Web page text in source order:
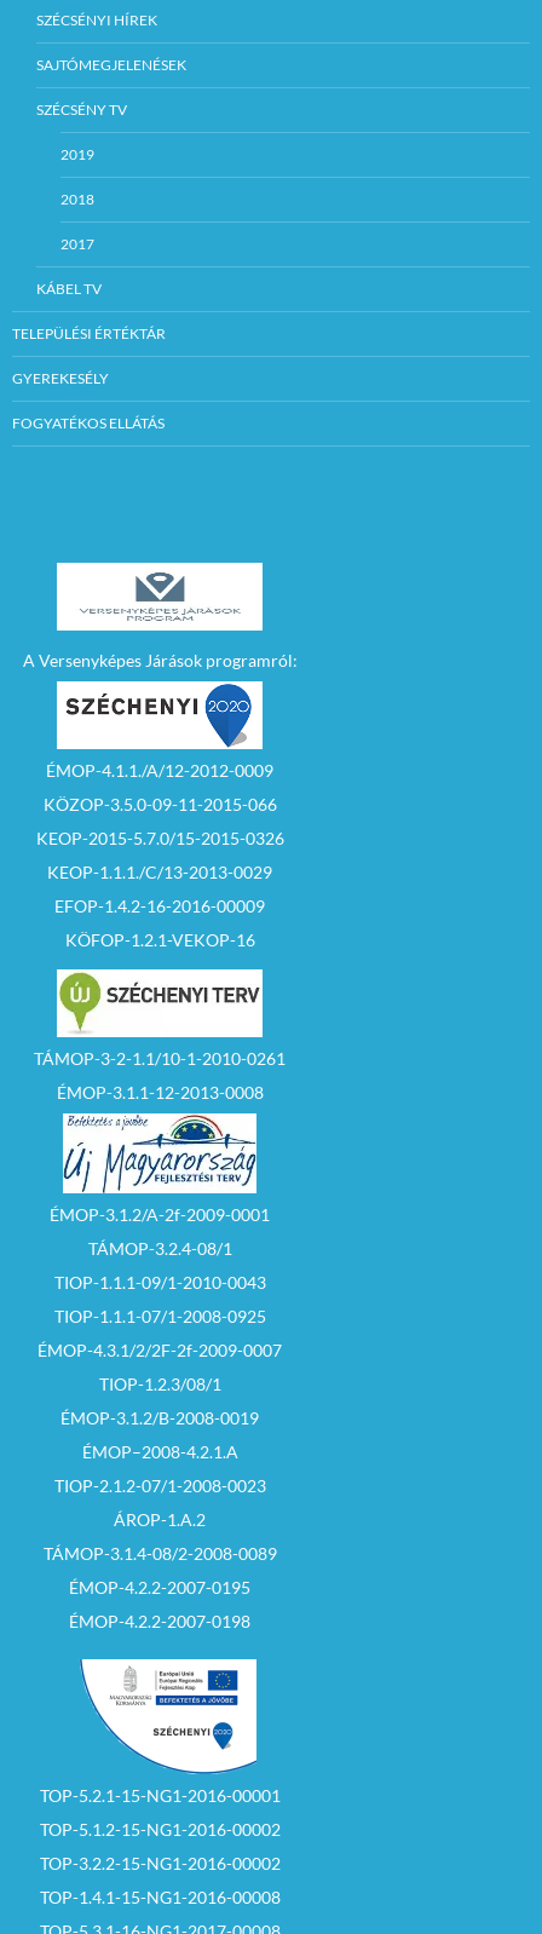
SZÉCSÉNYI HÍREK
SAJTÓMEGJELENÉSEK
SZÉCSÉNY TV
2019
2018
2017
KÁBEL TV
TELEPÜLÉSI ÉRTÉKTÁR
GYEREKESÉLY
FOGYATÉKOS ELLÁTÁS
A Versenyképes Járások programról:
ÉMOP-4.1.1./A/12-2012-0009
KÖZOP-3.5.0-09-11-2015-066
KEOP-2015-5.7.0/15-2015-0326
KEOP-1.1.1./C/13-2013-0029
EFOP-1.4.2-16-2016-00009
KÖFOP-1.2.1-VEKOP-16
TÁMOP-3-2-1.1/10-1-2010-0261
ÉMOP-3.1.1-12-2013-0008
ÉMOP-3.1.2/A-2f-2009-0001
TÁMOP-3.2.4-08/1
TIOP-1.1.1-09/1-2010-0043
TIOP-1.1.1-07/1-2008-0925
ÉMOP-4.3.1/2/2F-2f-2009-0007
TIOP-1.2.3/08/1
ÉMOP-3.1.2/B-2008-0019
ÉMOP–2008-4.2.1.A
TIOP-2.1.2-07/1-2008-0023
ÁROP-1.A.2
TÁMOP-3.1.4-08/2-2008-0089
ÉMOP-4.2.2-2007-0195
ÉMOP-4.2.2-2007-0198
TOP-5.2.1-15-NG1-2016-00001
TOP-5.1.2-15-NG1-2016-00002
TOP-3.2.2-15-NG1-2016-00002
TOP-1.4.1-15-NG1-2016-00008